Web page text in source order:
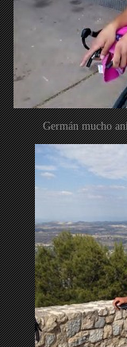
Germán mucho